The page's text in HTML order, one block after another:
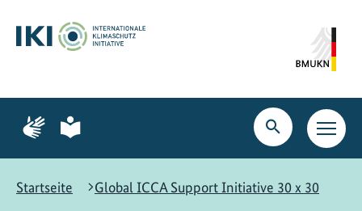
Hauptinhalt
springen
Suche
springen
Hauptnavigation
springen
Zur
Seite
Gebärdensprache
Zur
Seite
leichte
Suche
öffnen
Startseite
Global ICCA Support Initiative 30 x 30